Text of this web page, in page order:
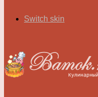
Switch skin